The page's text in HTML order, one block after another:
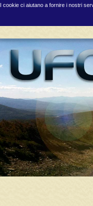
I cookie ci aiutano a fornire i nostri